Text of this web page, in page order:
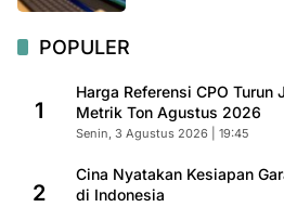
POPULER
1
Harga Referensi CPO
Metrik Ton Agustus 2026
Senin, 3 Agustus 2026 | 19:45
2
Cina Nyatakan Kesiapan
di Indonesia